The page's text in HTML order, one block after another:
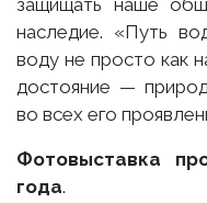
защищать наше
наследие. «Путь
воду не просто как
достояние —
во всех его
Фотовыставка
года.